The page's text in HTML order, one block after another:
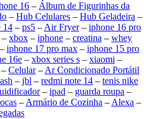
16 – Álbum de Figurinhas da
– Hub Celulares – Hub Geladeira –
14 – ps5 – Air Fryer– iphone 16 pro
– xbox – iphone – creatina – whey
– iphone 17 pro max – iphone 15 pro
16e – xbox series s – xiaomi –
– Celular– Ar Condicionado Portátil
– jbl – redmi note 14 – tenis nike
– ipad – guarda roupa –
– Armário de Cozinha – Alexa –